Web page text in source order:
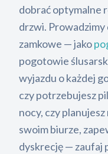
dobrać optymalne
drzwi.
zamkowe — jako
pogotowie
wyjazdu o każdej
czy potrzebujesz
nocy, czy
swoim biurze,
dyskrecję — zaufaj